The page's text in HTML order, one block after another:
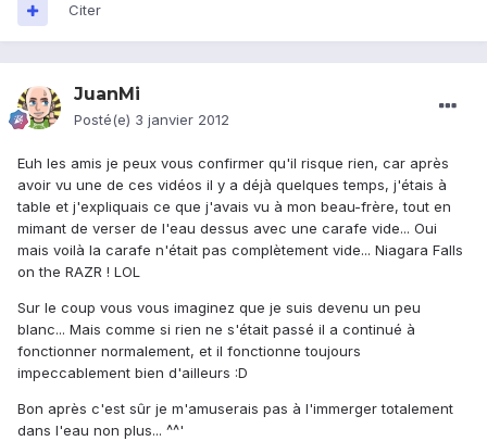
Citer
JuanMi
Posté(e) 3 janvier 2012
Euh les amis je peux vous confirmer qu'il risque rien, car après
avoir vu une de ces vidéos il y a déjà quelques temps, j'étais à
table et j'expliquais ce que j'avais vu à mon beau-frère, tout en
mimant de verser de l'eau dessus avec une carafe vide... Oui
mais voilà la carafe n'était pas complètement vide... Niagara Falls
on the RAZR ! LOL
Sur le coup vous vous imaginez que je suis devenu un peu
blanc... Mais comme si rien ne s'était passé il a continué à
fonctionner normalement, et il fonctionne toujours
impeccablement bien d'ailleurs :D
Bon après c'est sûr je m'amuserais pas à l'immerger totalement
dans l'eau non plus... ^^'